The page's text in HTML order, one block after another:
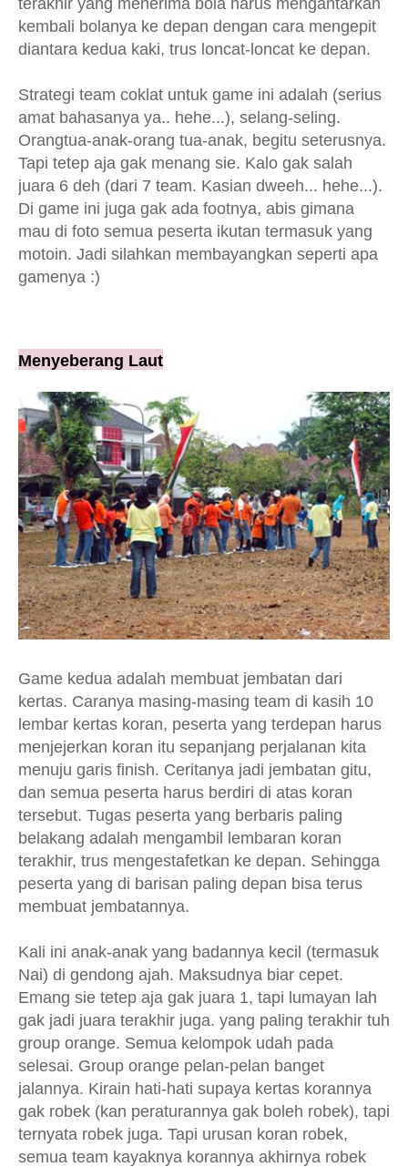
kembali bolanya ke depan dengan cara mengepit
diantara kedua kaki, trus loncat-loncat ke depan.
Strategi team coklat untuk game ini adalah (serius
amat bahasanya ya.. hehe...), selang-seling.
Orangtua-anak-orang tua-anak, begitu seterusnya.
Tapi tetep aja gak menang sie. Kalo gak salah
juara 6 deh (dari 7 team. Kasian dweeh... hehe...).
Di game ini juga gak ada footnya, abis gimana
mau di foto semua peserta ikutan termasuk yang
motoin. Jadi silahkan membayangkan seperti apa
gamenya :)
Menyeberang Laut
Game kedua adalah membuat jembatan dari
kertas. Caranya masing-masing team di kasih 10
lembar kertas koran, peserta yang terdepan harus
menjejerkan koran itu sepanjang perjalanan kita
menuju garis finish. Ceritanya jadi jembatan gitu,
dan semua peserta harus berdiri di atas koran
tersebut. Tugas peserta yang berbaris paling
belakang adalah mengambil lembaran koran
terakhir, trus mengestafetkan ke depan. Sehingga
peserta yang di barisan paling depan bisa terus
membuat jembatannya.
Kali ini anak-anak yang badannya kecil (termasuk
Nai) di gendong ajah. Maksudnya biar cepet.
Emang sie tetep aja gak juara 1, tapi lumayan lah
gak jadi juara terakhir juga. yang paling terakhir tuh
group orange. Semua kelompok udah pada
selesai. Group orange pelan-pelan banget
jalannya. Kirain hati-hati supaya kertas korannya
gak robek (kan peraturannya gak boleh robek), tapi
ternyata robek juga. Tapi urusan koran robek,
semua team kayaknya korannya akhirnya robek